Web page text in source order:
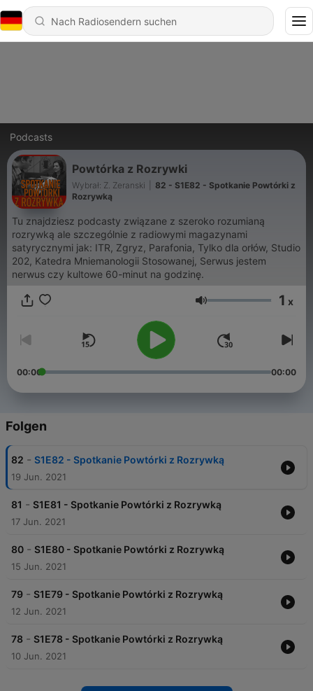
Podcasts
Powtórka z Rozrywki
Wybrał: Z. Zeranski
82 - S1E82 - Spotkanie Powtórki z
Rozrywką
Tu znajdziesz podcasty związane z szeroko rozumianą
rozrywką ale szczególnie z radiowymi magazynami
satyrycznymi jak: ITR, Zgryz, Parafonia, Tylko dla orłów, Studio
202, Katedra Mniemanologii Stosowanej, Serwus jestem
nerwus czy kultowe 60-minut na godzinę.
Lautstärke 1 x
00:00 00:00
Folgen
82 - S1E82 - Spotkanie Powtórki z Rozrywką
19 Jun. 2021
81 - S1E81 - Spotkanie Powtórki z Rozrywką
17 Jun. 2021
80 - S1E80 - Spotkanie Powtórki z Rozrywką
15 Jun. 2021
79 - S1E79 - Spotkanie Powtórki z Rozrywką
12 Jun. 2021
78 - S1E78 - Spotkanie Powtórki z Rozrywką
10 Jun. 2021